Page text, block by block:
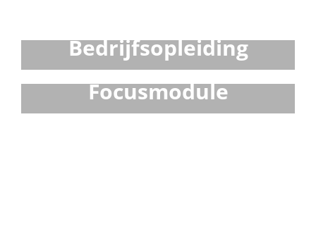
Bedrijfsopleiding
Focusmodule